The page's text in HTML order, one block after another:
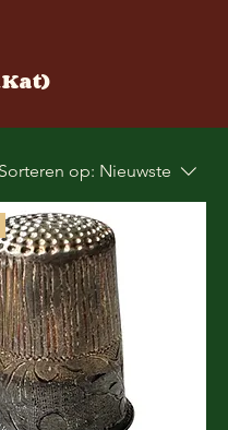
Sorteren op: Nieuwste